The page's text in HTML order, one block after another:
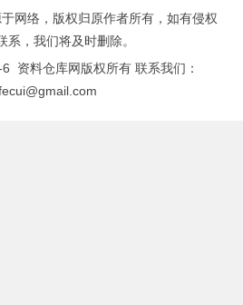
网络，版权归原作者所有，如有侵权
系，我们将及时删除。
资料仓库网版权所有 联系我们：